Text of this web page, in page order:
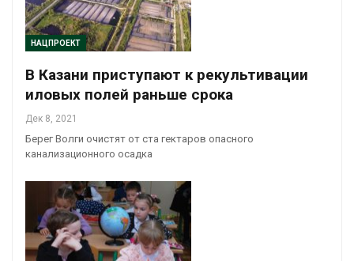
НАЦПРОЕКТ
В Казани приступают к рекультивации
иловых полей раньше срока
Дек 8, 2021
Берег Волги очистят от ста гектаров опасного
канализационного осадка